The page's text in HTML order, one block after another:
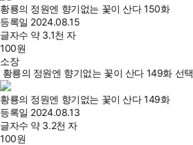
황룡의 정원엔 향기없는 꽃이 산다 150화
등록일 2024.08.15
글자수 약 3.1천 자
100원
소장
황룡의 정원엔 향기없는 꽃이 산다 149화 선택
황룡의 정원엔 향기없는 꽃이 산다 149화
등록일 2024.08.13
글자수 약 3.2천 자
100원